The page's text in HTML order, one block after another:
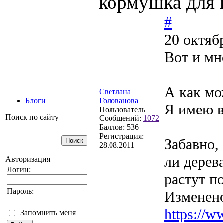
Блоги
Поиск по сайту
Авторизация
Логин:
Пароль:
Запомнить меня
Светлана
Голованова
Пользователь
Сообщений: 1072
Баллов: 536
Регистрация:
28.08.2011
#
20
Вот и
А как
Я имею в
ли
растут
https://